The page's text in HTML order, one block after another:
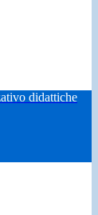
didattiche